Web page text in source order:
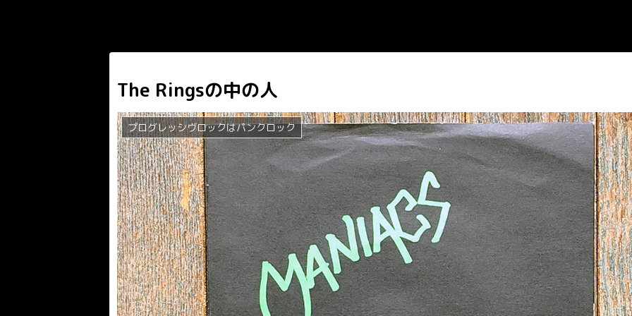
The Ringsの中の人
プログレッシヴロックはパンクロック